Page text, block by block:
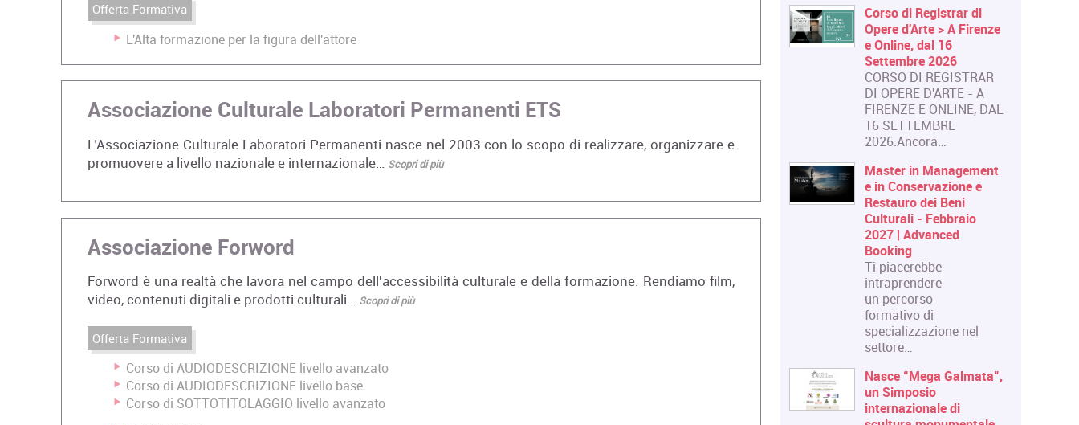
Offerta Formativa
L'Alta formazione per la figura dell'attore
Associazione Culturale Laboratori Permanenti ETS
L’Associazione Culturale Laboratori Permanenti nasce nel 2003 con lo scopo di realizzare, organizzare e
promuovere a livello nazionale e internazionale…
Scopri di più
Associazione Forword
Forword è una realtà che lavora nel campo dell'accessibilità culturale e della formazione. Rendiamo film,
video, contenuti digitali e prodotti culturali… Scopri di più
Offerta Formativa
Corso di AUDIODESCRIZIONE livello avanzato
Corso di AUDIODESCRIZIONE livello base
Corso di SOTTOTITOLAGGIO livello avanzato
Corso di Registrar di
Opere d'Arte > A Firenze
e Online, dal 16
Settembre 2026
CORSO DI REGISTRAR
DI OPERE D'ARTE - A
FIRENZE E ONLINE, DAL
16 SETTEMBRE
2026.Ancora…
Master in Management
e in Conservazione e
Restauro dei Beni
Culturali - Febbraio
2027 | Advanced
Booking
Ti piacerebbe
intraprendere
un percorso
formativo di
specializzazione nel
settore…
Nasce “Mega Galmata”,
un Simposio
internazionale di